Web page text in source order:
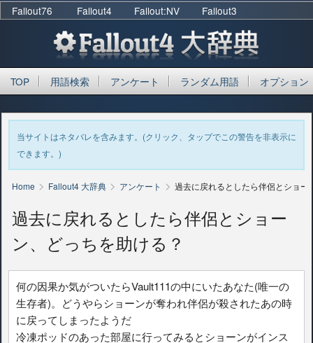
Fallout76 Fallout4 Fallout:NV Fallout3
TOP 用語検索 アンケート ランダム用語 オプション
当サイトはネタバレを含みます。(クリック、タップでこの警告を非表示に
できます。)
Home > Fallout4 大辞典 > アンケート > 過去に戻れるとしたら伴侶とショー
過去に戻れるとしたら伴侶とショー
ン、どっちを助ける？
何の因果か気がついたらVault111の中にいたあなた(唯一の
生存者)。どうやらショーンが奪われ伴侶が殺されたあの時
に戻ってしまったようだ
冷凍ポッドのあった部屋に行ってみるとショーンがインス